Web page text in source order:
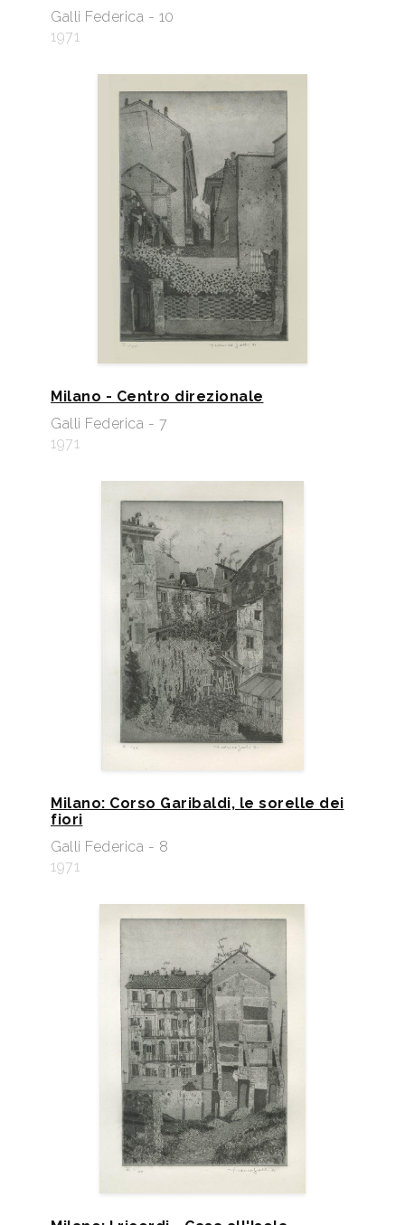
Galli Federica - 10
1971
Milano - Centro direzionale
Galli Federica - 7
1971
Milano: Corso Garibaldi, le sorelle dei
fiori
Galli Federica - 8
1971